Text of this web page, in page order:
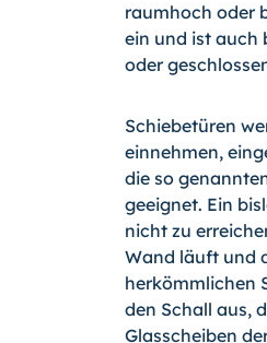
raumhoch oder
ein und ist auch
oder
Schiebetüren
einnehmen,
die so
geeignet. Ein
nicht zu
Wand läuft und
herkömmlichen
den Schall aus,
Glasscheiben